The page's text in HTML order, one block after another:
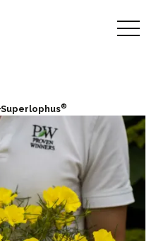
Superlophus®